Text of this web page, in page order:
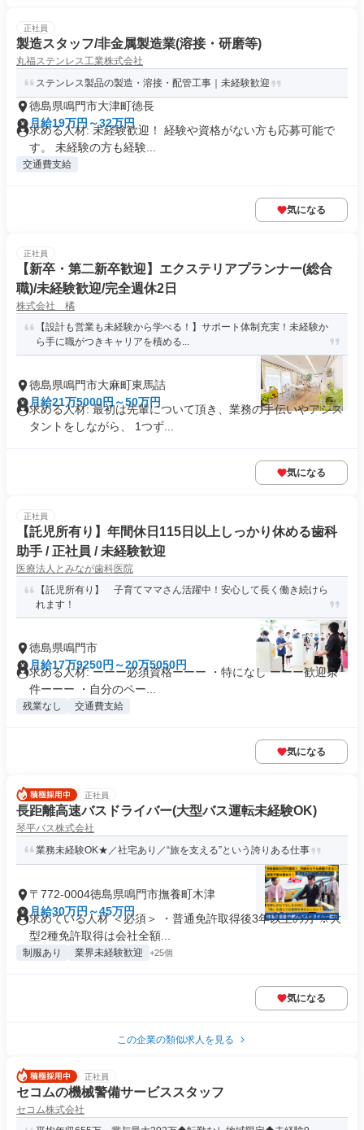
正社員
製造スタッフ/非金属製造業(溶接・研磨等)
丸福ステンレス工業株式会社
ステンレス製品の製造・溶接・配管工事｜未経験歓迎
徳島県鳴門市大津町徳長
月給19万円～32万円
求める人材: 未経験歓迎！ 経験や資格がない方も応募可能で
す。 未経験の方も経験...
交通費支給
気になる
正社員
【新卒・第二新卒歓迎】エクステリアプランナー(総合
職)/未経験歓迎/完全週休2日
株式会社 橘
【設計も営業も未経験から学べる！】サポート体制充実！未経験か
ら手に職がつきキャリアを積める...
徳島県鳴門市大麻町東馬詰
月給21万5000円～50万円
求める人材: 最初は先輩について頂き、業務の手伝いやアシス
タントをしながら、 1つず...
気になる
正社員
【託児所有り】年間休日115日以上しっかり休める歯科
助手 / 正社員 / 未経験歓迎
医療法人とみなが歯科医院
【託児所有り】 子育てママさん活躍中！安心して長く働き続けら
れます！
徳島県鳴門市
月給17万9250円～20万5050円
求める人材: ーーー必須資格ーーー ・特になし ーーー歓迎条
件ーーー ・自分のペー...
残業なし 交通費支給
気になる
正社員
長距離高速バスドライバー(大型バス運転未経験OK)
琴平バス株式会社
業務未経験OK★／社宅あり／“旅を支える”という誇りある仕事
〒772-0004徳島県鳴門市撫養町木津
月給30万円～45万円
求めている人材 ＜必須＞ ・普通免許取得後3年以上の方 ※大
型2種免許取得は会社全額...
制服あり 業界未経験歓迎 +25個
気になる
この企業の類似求人を見る
正社員
セコムの機械警備サービススタッフ
セコム株式会社